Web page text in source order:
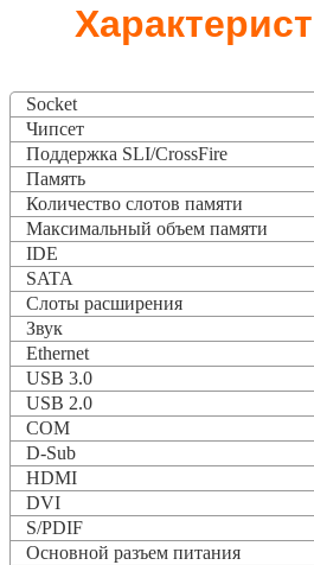
Socket
Чипсет
Поддержка SLI/CrossFire
Память
Количество слотов памяти
Максимальный объем памяти
IDE
SATA
Слоты расширения
Звук
Ethernet
USB 3.0
USB 2.0
COM
D-Sub
HDMI
DVI
S/PDIF
Основной разъем питания